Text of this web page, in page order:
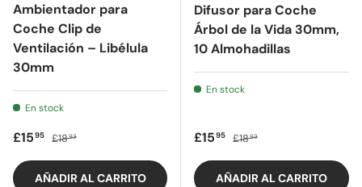
Ambientador para
Coche Clip de
Ventilación – Libélula
30mm
En stock
Precio de oferta
£1595 Precio regular
£1893
AÑADIR AL CARRITO
Difusor para Coche
Árbol de la Vida 30mm,
10 Almohadillas
En stock
Precio de oferta
£1595 Precio regular
£1893
AÑADIR AL CARRITO